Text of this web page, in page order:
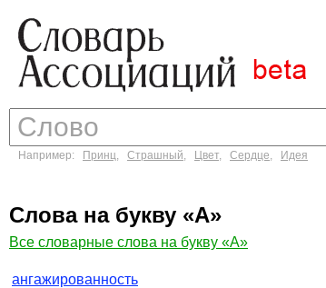
Например: Принц, Страшный, Цвет, Сердце, Идея
Слова на букву «А»
Все словарные слова на букву «А»
ангажированность